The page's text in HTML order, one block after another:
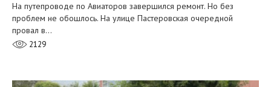
На путепроводе по Авиаторов завершился ремонт. Но без
проблем не обошлось. На улице Пастеровская очередной
провал в…
2129